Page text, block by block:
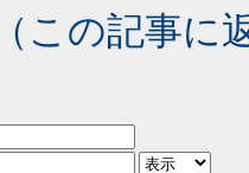
（この記事に